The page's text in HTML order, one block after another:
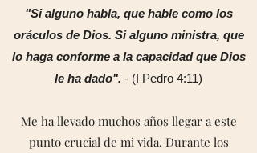
"Si alguno habla, que hable como los
oráculos de Dios. Si alguno ministra, que
lo haga conforme a la capacidad que Dios
le ha dado". - (I Pedro 4:11)
Me ha llevado muchos años llegar a este
punto crucial de mi vida. Durante los